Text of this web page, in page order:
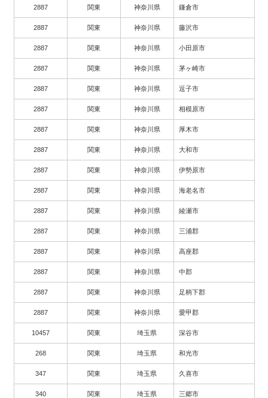
2887 関東 神奈川県 鎌倉市
2887 関東 神奈川県 藤沢市
2887 関東 神奈川県 小田原市
2887 関東 神奈川県 茅ヶ崎市
2887 関東 神奈川県 逗子市
2887 関東 神奈川県 相模原市
2887 関東 神奈川県 厚木市
2887 関東 神奈川県 大和市
2887 関東 神奈川県 伊勢原市
2887 関東 神奈川県 海老名市
2887 関東 神奈川県 綾瀬市
2887 関東 神奈川県 三浦郡
2887 関東 神奈川県 高座郡
2887 関東 神奈川県 中郡
2887 関東 神奈川県 足柄下郡
2887 関東 神奈川県 愛甲郡
10457 関東 埼玉県 深谷市
268 関東 埼玉県 和光市
347 関東 埼玉県 久喜市
340 関東 埼玉県 三郷市